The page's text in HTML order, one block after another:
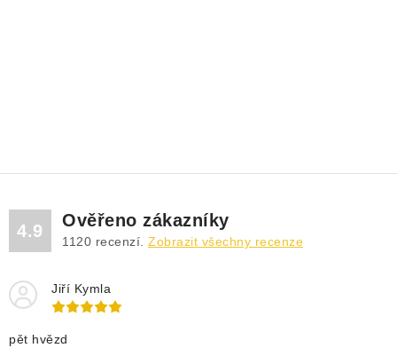
4.9
Ověřeno zákazníky
1120 recenzí. Zobrazit všechny recenze
Jiří Kymla
pět hvězd